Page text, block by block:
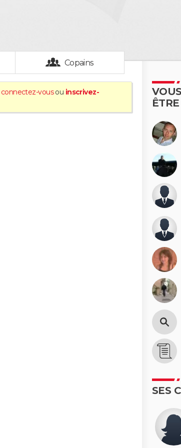
Copains
connectez-vousou inscrivez-
ÊTRE
SES